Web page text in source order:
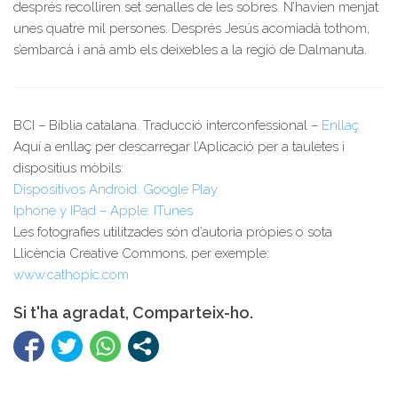
després recolliren set senalles de les sobres. N’havien menjat
unes quatre mil persones. Després Jesús acomiadà tothom,
s’embarcà i anà amb els deixebles a la regió de Dalmanuta.
BCI – Bíblia catalana. Traducció interconfessional – Enllaç
Aquí a enllaç per descarregar l’Aplicació per a tauletes i
dispositius mòbils:
Dispositivos Android: Google Play
Iphone y IPad – Apple: ITunes
Les fotografies utilitzades són d’autoria pròpies o sota
Llicència Creative Commons, per exemple:
www.cathopic.com
Si t'ha agradat, Comparteix-ho.